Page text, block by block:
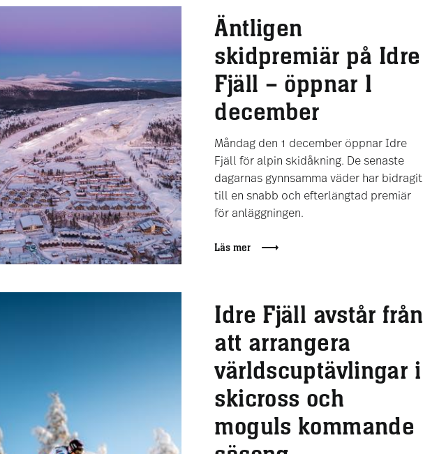
Äntligen
skidpremiär på Idre
Fjäll – öppnar 1
december
Måndag den 1 december öppnar Idre
Fjäll för alpin skidåkning. De senaste
dagarnas gynnsamma väder har bidragit
till en snabb och efterlängtad premiär
för anläggningen.
Läs mer
Idre Fjäll avstår från
att arrangera
världscuptävlingar i
skicross och
moguls kommande